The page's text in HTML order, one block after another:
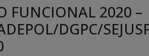
FUNCIONAL 2020 –
DGPC/